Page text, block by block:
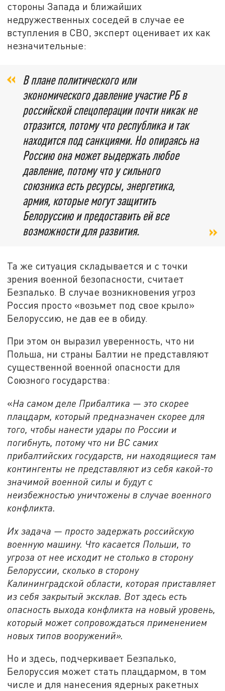
стороны Запада и ближайших
недружественных соседей в случае ее
вступления в СВО, эксперт оценивает их как
незначительные:
В плане политического или
экономического давление участие РБ в
российской спецоперации почти никак не
отразится, потому что республика и так
находится под санкциями. Но опираясь на
Россию она может выдержать любое
давление, потому что у сильного
союзника есть ресурсы, энергетика,
армия, которые могут защитить
Белоруссию и предоставить ей все
возможности для развития.
Та же ситуация складывается и с точки
зрения военной безопасности, считает
Безпалько. В случае возникновения угроз
Россия просто «возьмет под свое крыло»
Белоруссию, не дав ее в обиду.
При этом он выразил уверенность, что ни
Польша, ни страны Балтии не представляют
существенной военной опасности для
Союзного государства:
«На самом деле Прибалтика — это скорее
плацдарм, который предназначен скорее для
того, чтобы нанести удары по России и
погибнуть, потому что ни ВС самих
прибалтийских государств, ни находящиеся там
контингенты не представляют из себя какой-то
значимой военной силы и будут с
неизбежностью уничтожены в случае военного
конфликта.
Их задача — просто задержать российскую
военную машину. Что касается Польши, то
угроза от нее исходит не столько в сторону
Белоруссии, сколько в сторону
Калининградской области, которая приставляет
из себя закрытый эксклав. Вот здесь есть
опасность выхода конфликта на новый уровень,
который может сопровождаться применением
новых типов вооружений».
Но и здесь, подчеркивает Безпалько,
Белоруссия может стать плацдармом, в том
числе и для нанесения ядерных ракетных